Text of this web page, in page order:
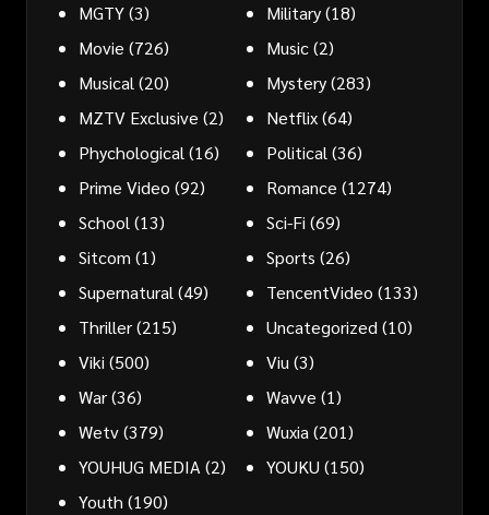
MGTY(3) Military(18)
Movie (726) Music(2)
Musical(20) Mystery(283)
MZTV Exclusive (2) Netflix(64)
Phychological(16) Political(36)
Prime Video (92) Romance (1274)
School(13) Sci-Fi (69)
Sitcom (1) Sports (26)
Supernatural(49) TencentVideo (133)
Thriller(215) Uncategorized(10)
Viki (500) Viu(3)
War(36) Wavve (1)
Wetv(379) Wuxia(201)
YOUHUG MEDIA(2) YOUKU (150)
Youth (190)